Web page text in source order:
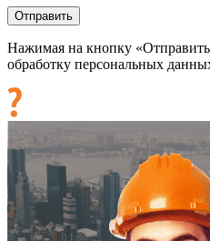
Нажимая на кнопку
обработку персональных